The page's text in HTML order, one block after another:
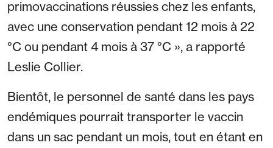
primovaccinations réussies chez les enfants,
avec une conservation pendant 12 mois à 22
°C ou pendant 4 mois à 37 °C », a rapporté
Leslie Collier.
Bientôt, le personnel de santé dans les pays
endémiques pourrait transporter le vaccin
dans un sac pendant un mois, tout en étant en